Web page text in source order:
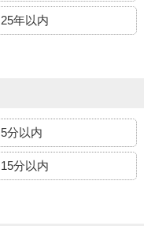
25年以内
5分以内
15分以内